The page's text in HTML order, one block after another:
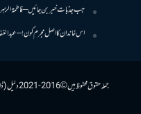
جب جذبات خبر بن جائیں –
اس خاندان کا اصل مجرم کون! –
جملہ حقوق محفوظ ہیں © 2016-2021 دلیل (ڈاٹ پی کے)۔